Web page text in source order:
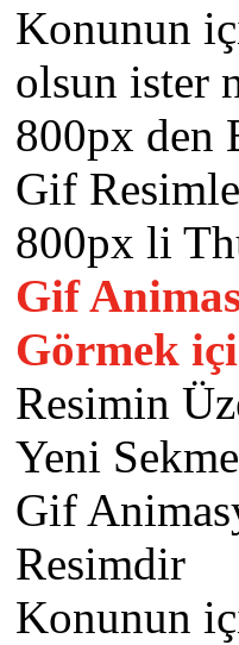
Konunun
olsun ister
800px den
Gif
800px li
Gif
Görmek
Resimin
Yeni
Gif
Resimdir
Konunun